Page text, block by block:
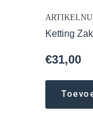
Ketting
€31,00